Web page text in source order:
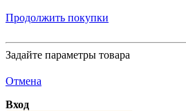
Продолжить покупки
Задайте параметры товара
Отмена
Вход